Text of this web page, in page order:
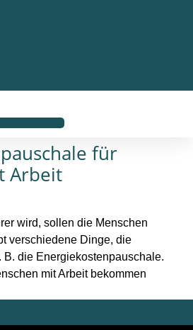
für
Arbeit
wird, sollen die Menschen
verschiedene Dinge, die
B. die Energiekostenpauschale.
mit Arbeit bekommen